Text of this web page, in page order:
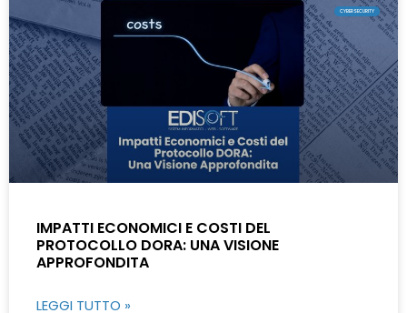
CYBERSECURITY
IMPATTI ECONOMICI E COSTI DEL
PROTOCOLLO DORA: UNA VISIONE
APPROFONDITA
LEGGI TUTTO »